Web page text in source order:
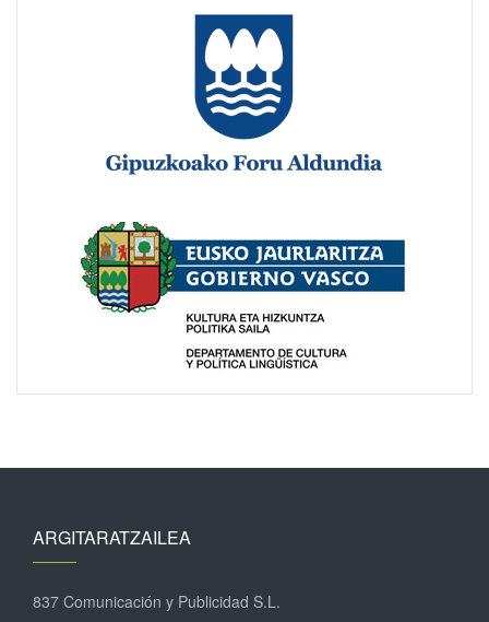
ARGITARATZAILEA
837 Comunicación y Publicidad S.L.